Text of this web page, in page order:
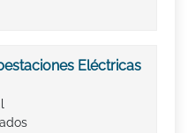
Eléctricas